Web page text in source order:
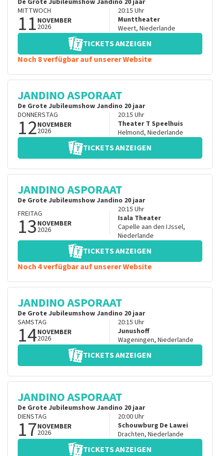
De Grote Jubileumshow Jandino 20 jaar
MITTWOCH
11 NOVEMBER
2026
20:15 Uhr
Munttheater
Weert, Niederlande
TICKETS ANZEIGEN
Noch 8 verfügbar auf unserer Website
JANDINO ASPORAAT
De Grote Jubileumshow Jandino 20 jaar
DONNERSTAG
12NOVEMBER
2026
20:15 Uhr
Theater T Speelhuis
Helmond, Niederlande
TICKETS ANZEIGEN
JANDINO ASPORAAT
De Grote Jubileumshow Jandino 20 jaar
FREITAG
13NOVEMBER
2026
20:15 Uhr
Isala Theater
Capelle aan den IJssel,
Niederlande
TICKETS ANZEIGEN
Noch 4 verfügbar auf unserer Website
JANDINO ASPORAAT
De Grote Jubileumshow Jandino 20 jaar
SAMSTAG
14NOVEMBER
2026
20:15 Uhr
Junushoff
Wageningen, Niederlande
TICKETS ANZEIGEN
JANDINO ASPORAAT
De Grote Jubileumshow Jandino 20 jaar
DIENSTAG
17NOVEMBER
2026
20:00Uhr
Schouwburg De Lawei
Drachten, Niederlande
TICKETS ANZEIGEN